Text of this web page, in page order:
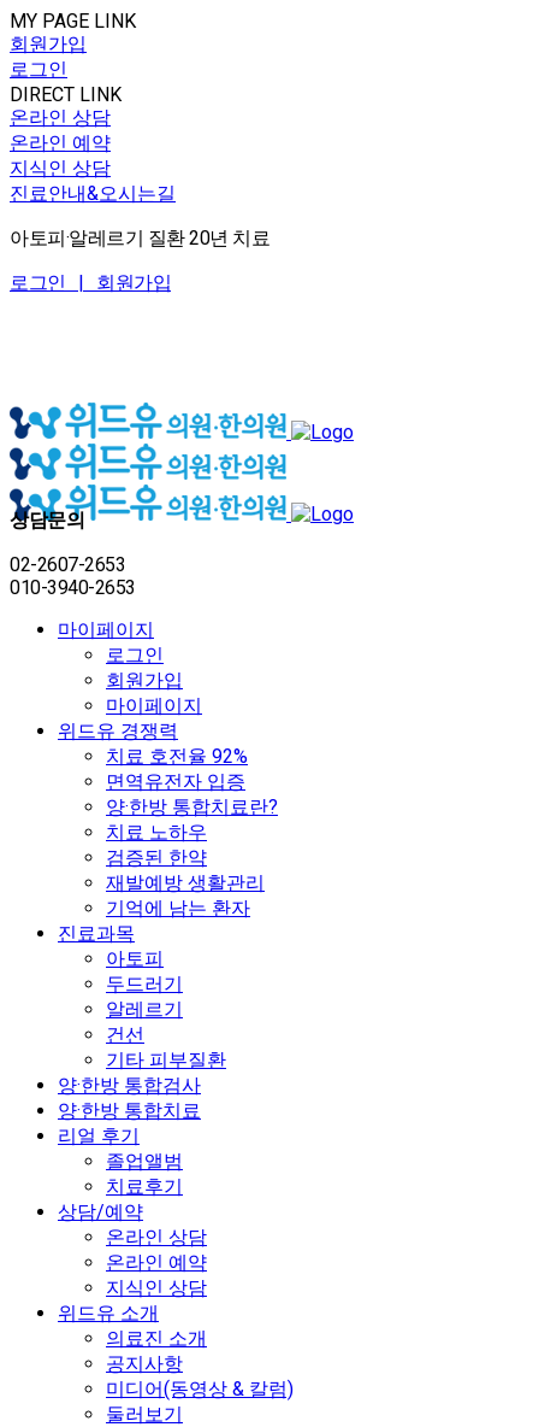
MY PAGE LINK
회원가입
로그인
DIRECT LINK
온라인 상담
온라인 예약
지식인 상담
진료안내&오시는길
아토피·알레르기 질환 20년 치료
로그인 | 회원가입
상담문의
02-2607-2653
010-3940-2653
마이페이지
로그인
회원가입
마이페이지
위드유 경쟁력
치료 호전율 92%
면역유전자 입증
양·한방 통합치료란?
치료 노하우
검증된 한약
재발예방 생활관리
기억에 남는 환자
진료과목
아토피
두드러기
알레르기
건선
기타 피부질환
양·한방 통합검사
양·한방 통합치료
리얼 후기
졸업앨범
치료후기
상담/예약
온라인 상담
온라인 예약
지식인 상담
위드유 소개
의료진 소개
공지사항
미디어(동영상 & 칼럼)
둘러보기